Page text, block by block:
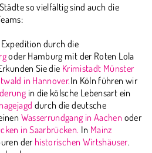
so vielfältig sind auch die
durch die
oder Hamburg mit der Roten Lola
Sie die Krimistadt Münster
in Hannover.In Köln führen wir
in die kölsche Lebensart ein
durch die deutsche
Wasserrundgang in Aachen oder
in Saarbrücken. In Mainz
der historischen Wirtshäuser.